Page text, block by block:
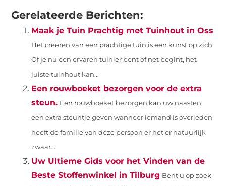
Gerelateerde Berichten:
Maak je Tuin Prachtig met Tuinhout in Oss
Het creëren van een prachtige tuin is een kunst op zich.
Of je nu een ervaren tuinier bent of net begint, het
juiste tuinhout kan...
Een rouwboeket bezorgen voor de extra
steun. Een rouwboeket bezorgen kan uw naasten
een extra steuntje geven wanneer iemand is overleden
heeft de familie van deze persoon er het er natuurlijk
zwaar...
Uw Ultieme Gids voor het Vinden van de
Beste Stoffenwinkel in Tilburg Bent u op zoek